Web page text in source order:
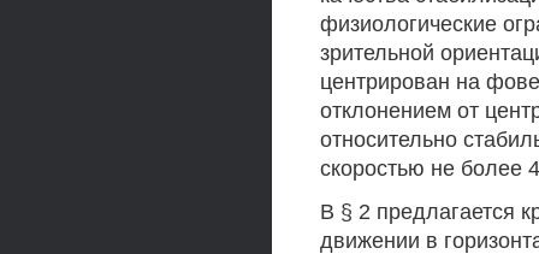
физиологические
зрительной
центрирован на
отклонением от
относительно
скоростью не более
В § 2 предлагается
движении в